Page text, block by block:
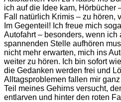
ich auf die Idee kam, Hörbücher
Fall natürlich Krimis – zu hören,
Im Gegenteil! Ich freue mich
Autofahrt – besonders, wenn ich
spannenden Stelle aufhören
nicht mehr erwarten, mich ins
weiter zu hören. Ich bin sofort
die Gedanken werden frei und
Alltagsproblemen fallen mir
Teil meines Gehirns versucht,
entlarven und hinter den roten